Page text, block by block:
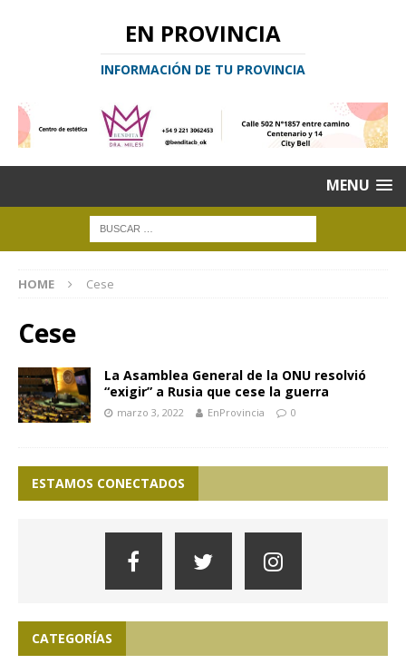
EN PROVINCIA
INFORMACIÓN DE TU PROVINCIA
MENU
HOME Cese
Cese
La Asamblea General de la ONU resolvió
“exigir” a Rusia que cese la guerra
marzo 3, 2022 EnProvincia 0
ESTAMOS CONECTADOS
CATEGORÍAS